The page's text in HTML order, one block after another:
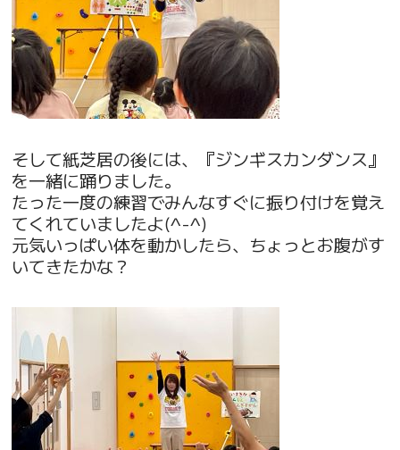
そして紙芝居の後には、『ジンギスカンダンス』
を一緒に踊りました。
たった一度の練習でみんなすぐに振り付けを覚え
てくれていましたよ(^-^)
元気いっぱい体を動かしたら、ちょっとお腹がす
いてきたかな？